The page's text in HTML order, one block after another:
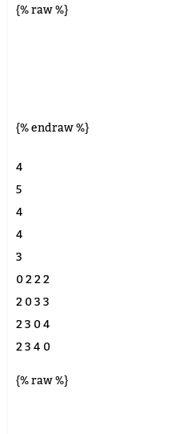
{% raw %}
{% endraw %}
4
5
4
4
3
0 2 2 2
2 0 3 3
2 3 0 4
2 3 4 0
{% raw %}